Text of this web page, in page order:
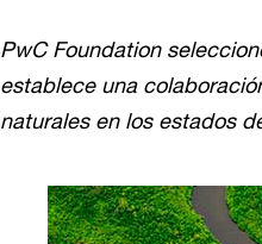
PwC Foundation
establece una
naturales en los estados